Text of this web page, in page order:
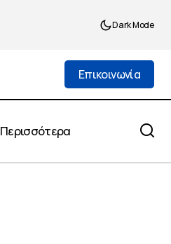
Dark Mode
Επικοινωνία
Περισσότερα